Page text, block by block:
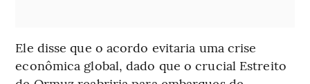
Ele disse que o acordo evitaria uma crise
econômica global, dado que o crucial Estreito